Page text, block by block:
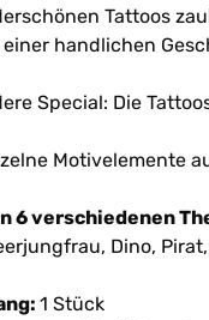
Tattoos
handlichen
Special: Die
Motivelemente
6 verschiedenen
Dino,
1 Stück